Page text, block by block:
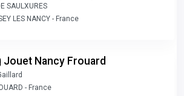
SAULXURES
LES NANCY - France
Jouet Nancy Frouard
- France